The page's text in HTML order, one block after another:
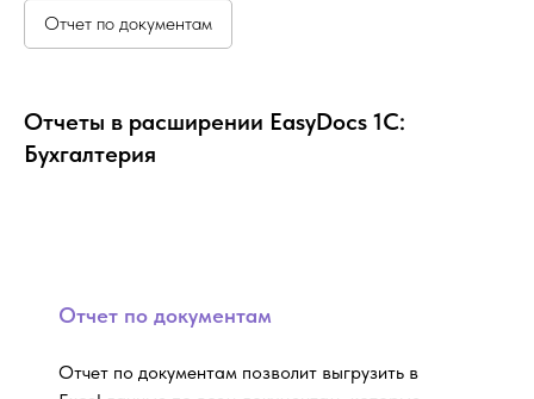
Отчет по документам
Отчеты в расширении EasyDocs 1C:
Бухгалтерия
Отчет по документам
Отчет по документам позволит выгрузить в